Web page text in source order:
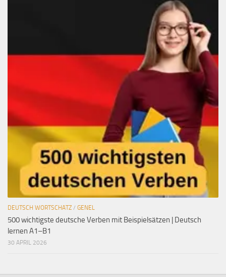
DEUTSCH WORTSCHATZ / GENEL
500 wichtigste deutsche Verben mit Beispielsätzen | Deutsch
lernen A1–B1
30 APRIL 2026